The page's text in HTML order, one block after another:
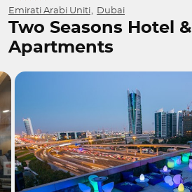
Emirati Arabi Uniti Dubai
Two Seasons Hotel &
Apartments